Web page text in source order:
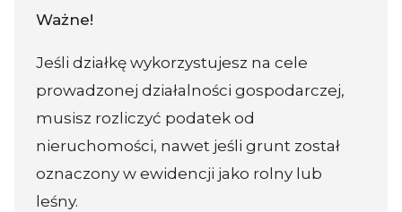
Ważne!
Jeśli działkę wykorzystujesz na cele
prowadzonej działalności gospodarczej,
musisz rozliczyć podatek od
nieruchomości, nawet jeśli grunt został
oznaczony w ewidencji jako rolny lub
leśny.